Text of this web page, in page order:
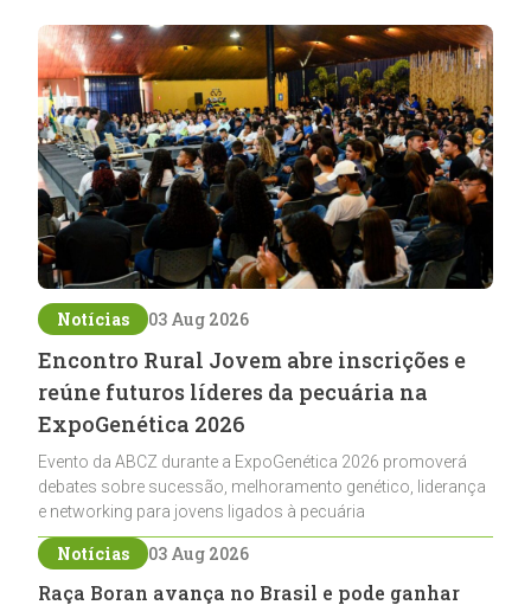
Notícias 03 Aug 2026
Encontro Rural Jovem abre inscrições e
reúne futuros líderes da pecuária na
ExpoGenética 2026
Evento da ABCZ durante a ExpoGenética 2026 promoverá
debates sobre sucessão, melhoramento genético, liderança
e networking para jovens ligados à pecuária
Notícias 03 Aug 2026
Raça Boran avança no Brasil e pode ganhar